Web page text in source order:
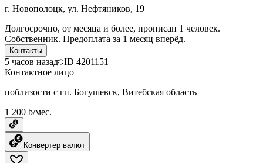
г. Новополоцк, ул. Нефтяников, 19
Долгосрочно, от месяца и более, прописан 1 человек.
Собственник. Предоплата за 1 месяц вперёд.
Контакты
5 часов назад ID 4201151
Контактное лицо
поблизости с гп. Богушевск, Витебская область
1 200 ƃ/мес.
Конвертер валют